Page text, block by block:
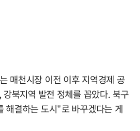
매천시장 이전 이후 지역경제 공
북지역 발전 정체를 꼽았다. 북구
해결하는 도시"로 바꾸겠다는 게